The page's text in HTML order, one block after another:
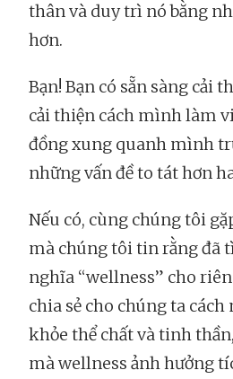
thân và duy trì nó bằng
hơn.
Bạn! Bạn có sẵn sàng cải
cải thiện cách mình làm
đồng xung quanh mình
những vấn đề to tát hơn
Nếu có, cùng chúng tôi
mà chúng tôi tin rằng đã
nghĩa “wellness” cho
chia sẻ cho chúng ta
khỏe thể chất và tinh
mà wellness ảnh hưởng